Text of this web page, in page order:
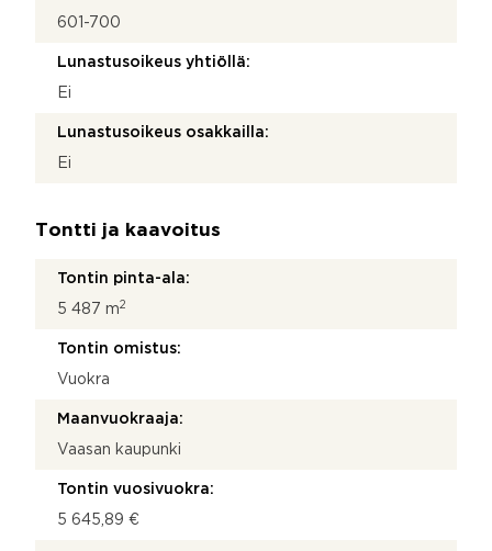
601-700
Lunastusoikeus yhtiöllä:
Ei
Lunastusoikeus osakkailla:
Ei
Tontti ja kaavoitus
Tontin pinta-ala:
5 487 m2
Tontin omistus:
Vuokra
Maanvuokraaja:
Vaasan kaupunki
Tontin vuosivuokra:
5 645,89 €